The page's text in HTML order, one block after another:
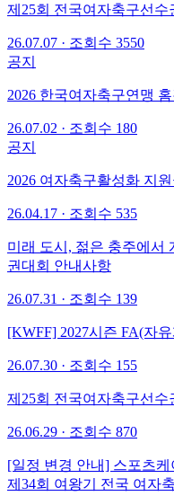
제25회 전국여자축구선수
26.07.07 · 조회수 3550
공지
2026 한국여자축구연맹
26.07.02 · 조회수 180
공지
2026 여자축구활성화 지
26.04.17 · 조회수 535
미래 도시, 젊은 충주에서
권대회 안내사항
26.07.31 · 조회수 139
[KWFF] 2027시즌 FA(자
26.07.30 · 조회수 155
제25회 전국여자축구선수
26.06.29 · 조회수 870
[일정 변경 안내] 스포츠
제34회 여왕기 전국 여자